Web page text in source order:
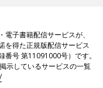
子書籍配信サービスが、
を得た正規版配信サービス
号 第11091000号）です。
示しているサービスの一覧